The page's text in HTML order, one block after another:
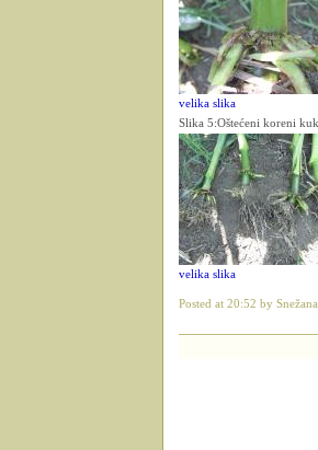
velika slika
Slika 5:Oštećeni koreni
velika slika
Posted at 20:52 by